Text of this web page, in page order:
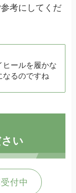
考にしてくだ
ヒールを履かな
なるのですね
い
付中